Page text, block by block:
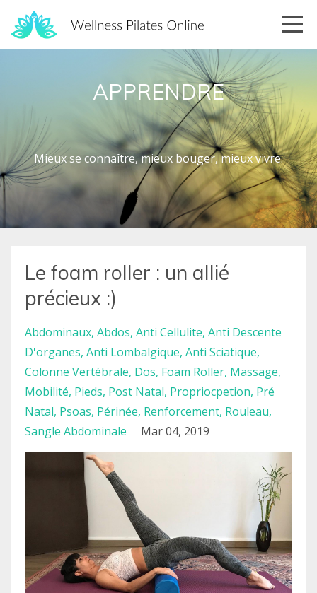
APPRENDRE
Mieux se connaître, mieux bouger, mieux vivre.
Le foam roller : un allié
précieux :)
Abdominaux Abdos Anti Cellulite Anti Descente
D'organes Anti Lombalgique Anti Sciatique
Colonne Vertébrale Dos Foam Roller Massage
Mobilité Pieds Post Natal Propriocpetion Pré
Natal Psoas Périnée Renforcement Rouleau
Sangle Abdominale
Mar 04, 2019